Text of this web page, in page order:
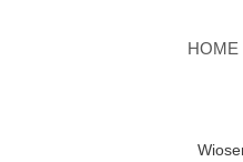
HOME